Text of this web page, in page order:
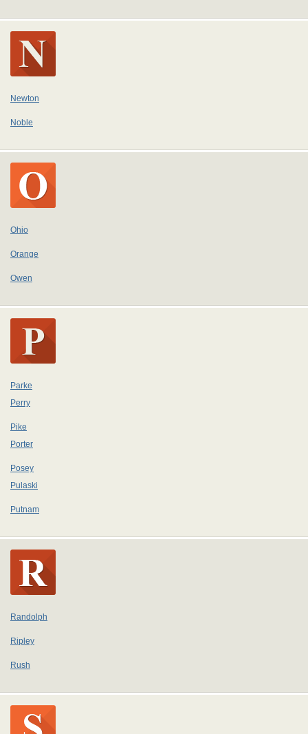
Newton
Noble
Ohio
Orange
Owen
Parke
Perry
Pike
Porter
Posey
Pulaski
Putnam
Randolph
Ripley
Rush